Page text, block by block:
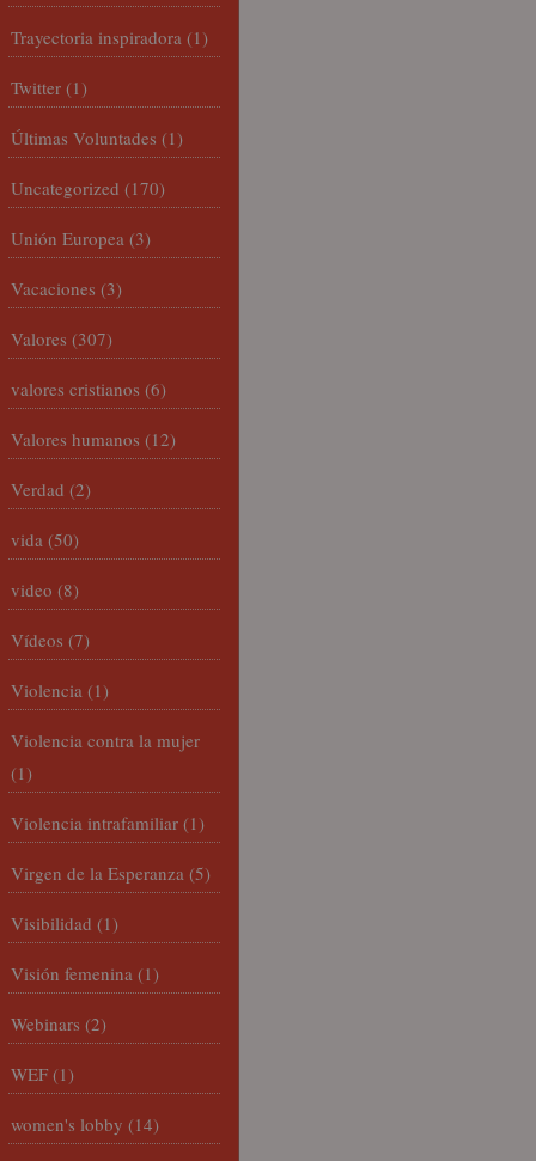
Trayectoria inspiradora (1)
Twitter (1)
Últimas Voluntades (1)
Uncategorized (170)
Unión Europea (3)
Vacaciones (3)
Valores (307)
valores cristianos (6)
Valores humanos (12)
Verdad (2)
vida (50)
video (8)
Vídeos (7)
Violencia (1)
Violencia contra la mujer
(1)
Violencia intrafamiliar (1)
Virgen de la Esperanza (5)
Visibilidad (1)
Visión femenina (1)
Webinars (2)
WEF (1)
women's lobby (14)